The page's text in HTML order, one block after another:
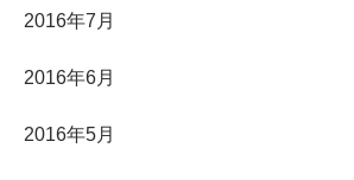
2016年7月
2016年6月
2016年5月